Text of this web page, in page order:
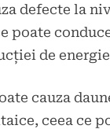
defecte la
poate
de
cauza
ceea ce